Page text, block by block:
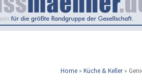
Home » Küche & Keller »